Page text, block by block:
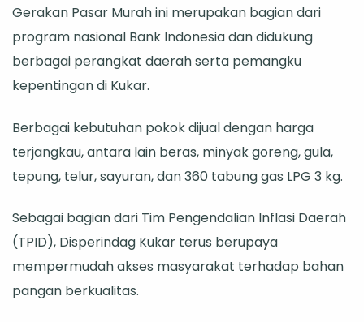
Gerakan Pasar Murah ini merupakan bagian dari
program nasional Bank Indonesia dan didukung
berbagai perangkat daerah serta pemangku
kepentingan di Kukar.
Berbagai kebutuhan pokok dijual dengan harga
terjangkau, antara lain beras, minyak goreng, gula,
tepung, telur, sayuran, dan 360 tabung gas LPG 3 kg.
Sebagai bagian dari Tim Pengendalian Inflasi Daerah
(TPID), Disperindag Kukar terus berupaya
mempermudah akses masyarakat terhadap bahan
pangan berkualitas.